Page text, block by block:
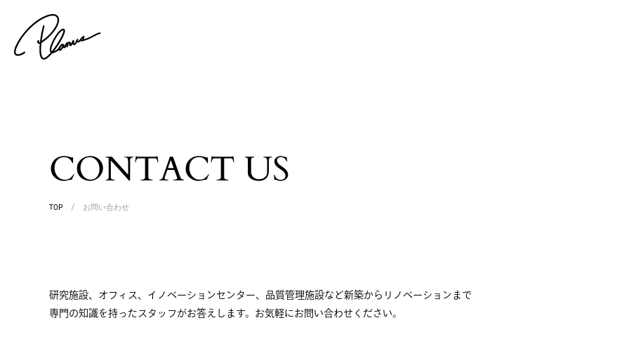
CONTACT US
TOP / お問い合わせ
研究施設、オフィス、イノベーションセンター、品質管理施設など新築からリノベーションまで
専門の知識を持ったスタッフがお答えします。お気軽にお問い合わせください。